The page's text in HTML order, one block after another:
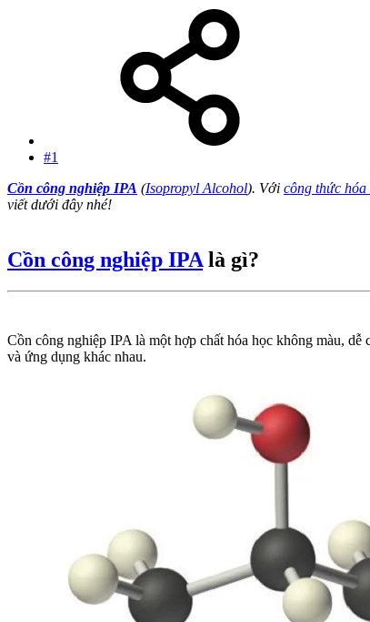
#1
Cồn công nghiệp IPA (Isopropyl Alcohol). Với công thức hóa
viết dưới đây nhé!
Cồn công nghiệp IPA là gì?
Cồn công nghiệp IPA là một hợp chất hóa học không màu,
và ứng dụng khác nhau.